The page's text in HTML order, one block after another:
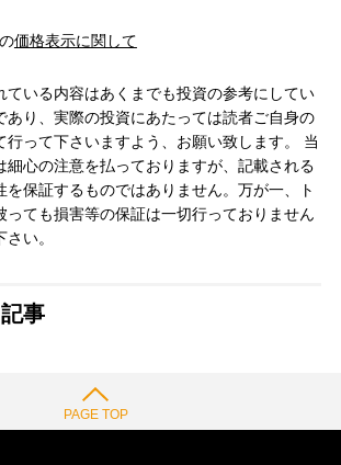
価格表示に関して
ている内容はあくまでも投資の参考にしてい
あり、実際の投資にあたっては読者ご自身の
行って下さいますよう、お願い致します。 当
細心の注意を払っておりますが、記載される
を保証するものではありません。万が一、ト
っても損害等の保証は一切行っておりません
い。
事
PAGE TOP